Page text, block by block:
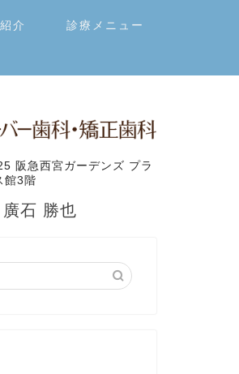
介 診療メニュー
阪急西宮ガーデンズ プラ
館3階
石 勝也